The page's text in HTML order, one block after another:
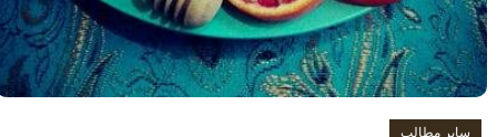
سایر مطالب